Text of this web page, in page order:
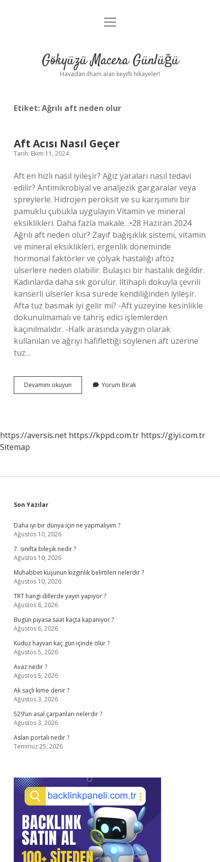
Anasayfa
Yasal Uyarı
menüyü
Gökyüzü Macera Günlüğü
Havadan ilham alan keyifli hikayeler!
Etiket:Ağrılı aft neden olur
Aft Acısı Nasıl Geçer
Tarih: Ekim 11, 2024
Aft en hızlı nasıl iyileşir? Ağız yaraları nasıl tedavi
edilir? Antimikrobiyal ve analjezik gargaralar veya
spreylerle. Hidrojen peroksit ve su karışımını bir
pamuklu çubukla uygulayın Vitamin ve mineral
eksiklikleri. Daha fazla makale…•28 Haziran 2024
Ağrılı aft neden olur? Zayıf bağışıklık sistemi, vitamin
ve mineral eksiklikleri, ergenlik döneminde
hormonal faktörler ve çölyak hastalığı aftöz
ülserlere neden olabilir. Bulaşıcı bir hastalık değildir.
Kadınlarda daha sık görülür. İltihaplı dokuyla çevrili
kanserli ülserler kısa sürede kendiliğinden iyileşir.
Afta tuz basmak iyi gelir mi? -Aft yüzeyine kesinlikle
dokunulmamalı ve tahriş edici işlemlerden
kaçınılmalıdır. -Halk arasında yaygın olarak
kullanılan ve ağrıyı hafiflettiği söylenen aft üzerine
tuz…
Devamını okuyun
Acısı
Yorum Bırak
https://aversis.net https://kppd.com.tr https://giyi.com.tr
Sitemap
Sidebar
Son Yazılar
Daha iyi bir dünya için ne yapmalıyım ?
Ağustos 10, 2026
7. sınıfta bileşik nedir ?
Ağustos 10, 2026
Muhabbet kuşunun kızgınlık belirtileri nelerdir ?
Ağustos 10, 2026
TRT hangi dillerde yayın yapıyor ?
Ağustos 8, 2026
Bugün piyasa saat kaçta kapanıyor ?
Ağustos 6, 2026
Kuduz hayvan kaç gün içinde ölür ?
Ağustos 5, 2026
Avaz nedir ?
Ağustos 5, 2026
Ak saçlı kime denir ?
Ağustos 3, 2026
529’un asal çarpanları nelerdir ?
Ağustos 3, 2026
Aslan portali nedir ?
Temmuz 25, 2026